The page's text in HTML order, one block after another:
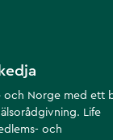
och Norge med ett
Life
och